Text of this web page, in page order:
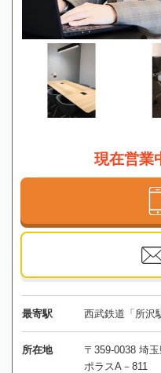
現在営業
最寄駅 西武鉄道「所沢
所在地
〒359-0038 埼
ポラスA－811